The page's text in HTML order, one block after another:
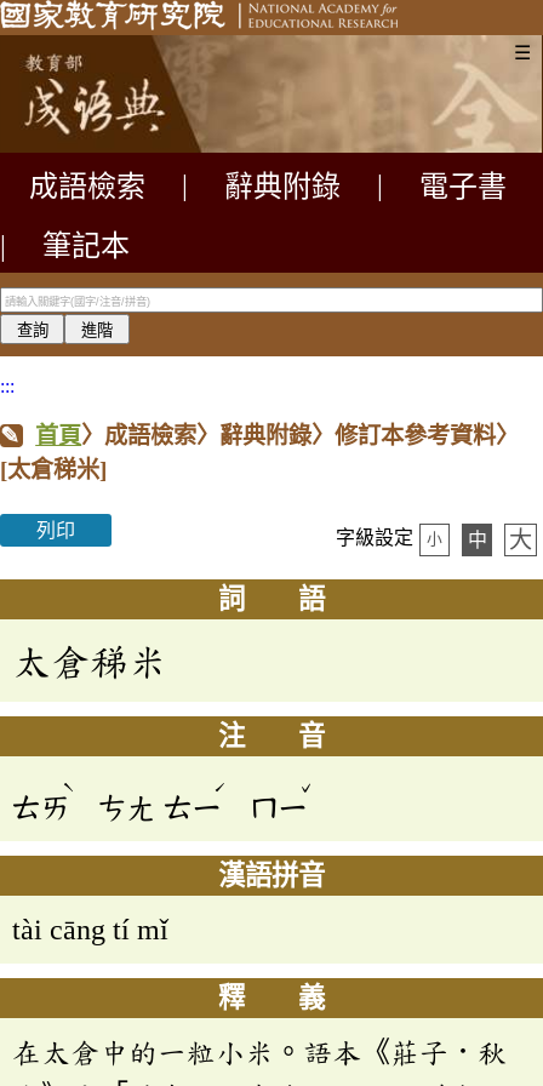
☰
成語檢索 辭典附錄
電子書
|
筆記本
:::
首頁〉成語檢索〉辭典附錄〉修訂本參考資料〉
[太倉稊米]
列印 字級設定 小 中 大
詞 語
太倉稊米
注 音
ㄊㄞ
ˋ
ㄘㄤ ㄊㄧ
ˊ
ㄇㄧ
ˇ
漢語拼音
tài cāng tí mǐ
釋 義
在太倉中的一粒小米。語本《莊子．秋